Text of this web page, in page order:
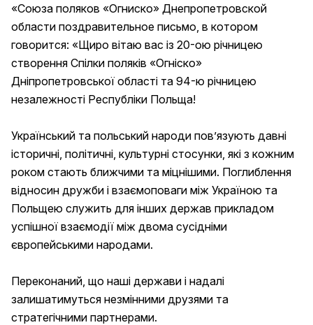
«Союза поляков «Огниско» Днепропетровской
области поздравительное письмо, в котором
говорится: «Щиро вітаю вас із 20-ою річницею
створення Спілки поляків «Огніско»
Дніпропетровської області та 94-ю річницею
незалежності Республіки Польща!
Український та польський народи пов’язують давні
історичні, політичні, культурні стосунки, які з кожним
роком стають ближчими та міцнішими. Поглиблення
відносин дружби і взаємоповаги між Україною та
Польщею служить для інших держав прикладом
успішної взаємодії між двома сусідніми
європейськими народами.
Переконаний, що наші держави і надалі
залишатимуться незмінними друзями та
стратегічними партнерами.